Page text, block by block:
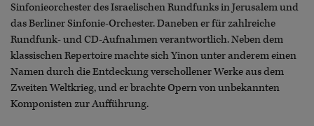
Sinfonieorchester des Israelischen Rundfunks in Jerusalem und
das Berliner Sinfonie-Orchester. Daneben er für zahlreiche
Rundfunk- und CD-Aufnahmen verantwortlich. Neben dem
klassischen Repertoire machte sich Yinon unter anderem einen
Namen durch die Entdeckung verschollener Werke aus dem
Zweiten Weltkrieg, und er brachte Opern von unbekannten
Komponisten zur Aufführung.